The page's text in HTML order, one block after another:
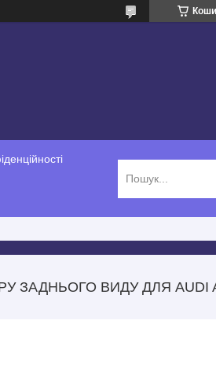
ЗАДНЬОГО ВИДУ ДЛЯ AUDI